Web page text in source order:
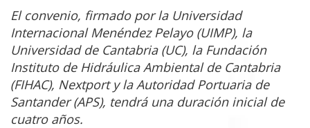
El convenio, firmado por la Universidad
Internacional Menéndez Pelayo (UIMP), la
Universidad de Cantabria (UC), la Fundación
Instituto de Hidráulica Ambiental de Cantabria
(FIHAC), Nextport y la Autoridad Portuaria de
Santander (APS), tendrá una duración inicial de
cuatro años.